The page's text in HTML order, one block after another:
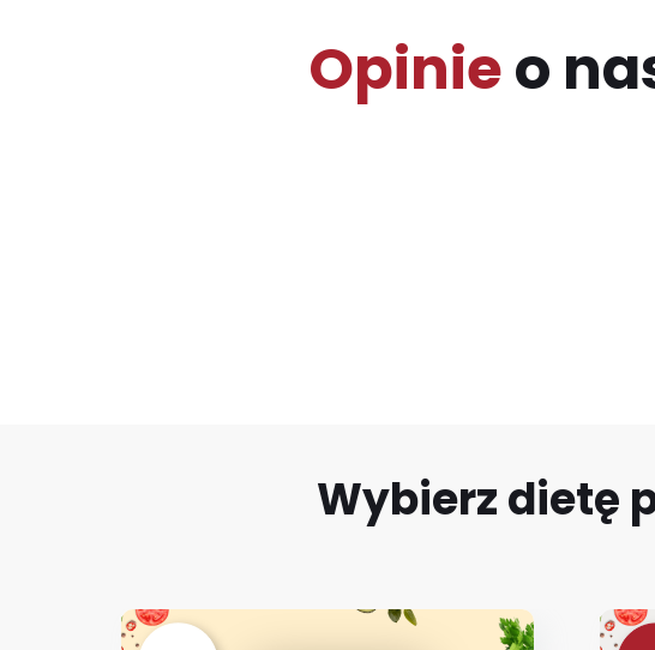
Opinieo
Wybierz dietę